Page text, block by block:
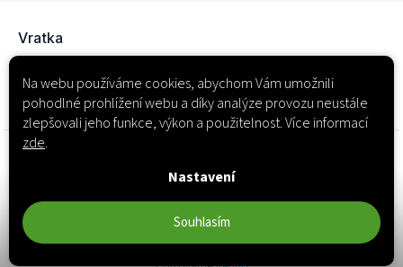
Na webu používáme cookies, abychom Vám umožnili
pohodlné prohlížení webu a díky analýze provozu neustále
zlepšovali jeho funkce, výkon a použitelnost. Více informací
zde.
Nastavení
Souhlasím